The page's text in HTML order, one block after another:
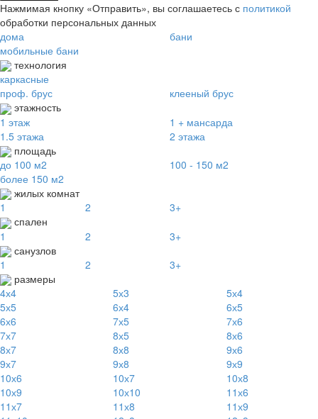
Нажмимая кнопку «Отправить», вы соглашаетесь с политикой
обработки персональных данных
дома
бани
мобильные бани
технология
каркасные
проф. брус
клееный брус
этажность
1 этаж
1 + мансарда
1.5 этажа
2 этажа
площадь
до 100 м2
100 - 150 м2
более 150 м2
жилых комнат
1
2
3+
спален
1
2
3+
санузлов
1
2
3+
размеры
4х4
5х3
5х4
5х5
6х4
6х5
6х6
7х5
7х6
7х7
8х5
8х6
8х7
8х8
9х6
9х7
9х8
9х9
10х6
10х7
10х8
10х9
10х10
11х6
11х7
11х8
11х9